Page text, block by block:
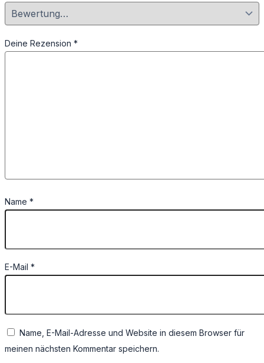
Deine Rezension *
Name *
E-Mail *
Name, E-Mail-Adresse und Website in diesem Browser für
meinen nächsten Kommentar speichern.